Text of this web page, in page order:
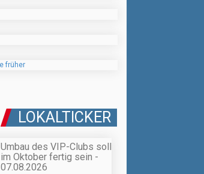
LOKALTICKER
Umbau des VIP-Clubs soll
im Oktober fertig sein -
07.08.2026